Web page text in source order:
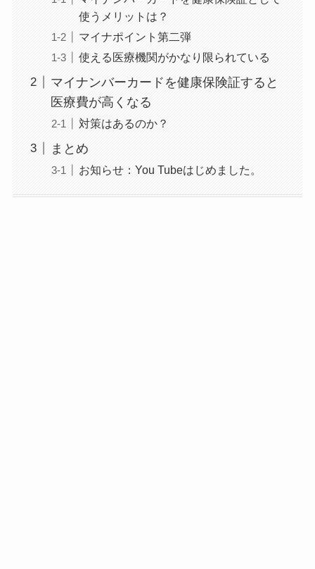
使うメリットは？
マイナポイント第二弾
使える医療機関がかなり限られている
マイナンバーカードを健康保険証すると
医療費が高くなる
対策はあるのか？
まとめ
お知らせ：You Tubeはじめました。